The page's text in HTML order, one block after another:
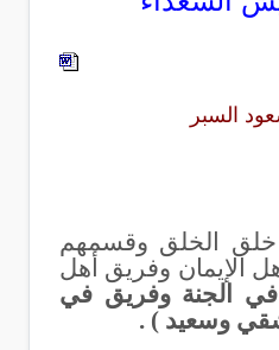
السبر
خلق الخلق وقسمهم
الإيمان وفريق أهل
الجنة وفريق في
وسعيد ) .